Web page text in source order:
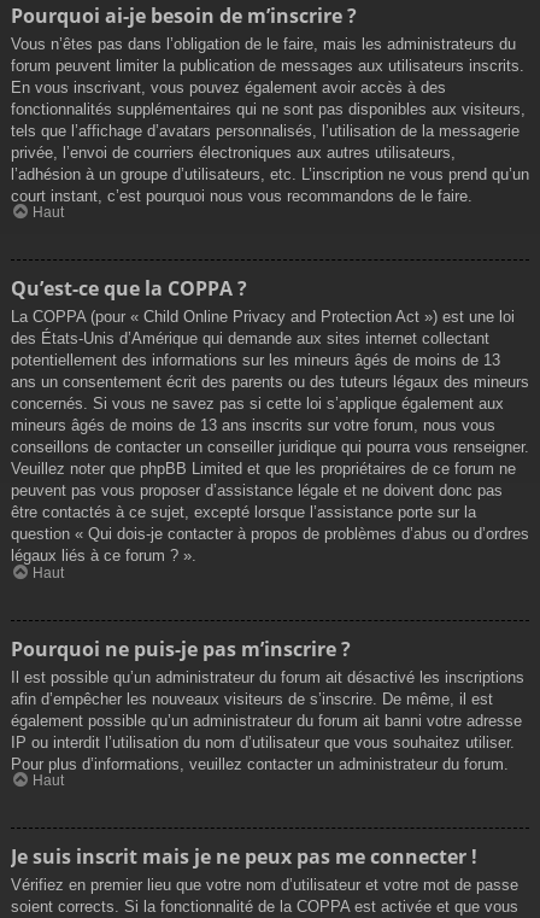
Pourquoi ai-je besoin de m’inscrire ?
Vous n’êtes pas dans l’obligation de le faire, mais les administrateurs du
forum peuvent limiter la publication de messages aux utilisateurs inscrits.
En vous inscrivant, vous pouvez également avoir accès à des
fonctionnalités supplémentaires qui ne sont pas disponibles aux visiteurs,
tels que l’affichage d’avatars personnalisés, l’utilisation de la messagerie
privée, l’envoi de courriers électroniques aux autres utilisateurs,
l’adhésion à un groupe d’utilisateurs, etc. L’inscription ne vous prend qu’un
court instant, c’est pourquoi nous vous recommandons de le faire.
Haut
Qu’est-ce que la COPPA ?
La COPPA (pour « Child Online Privacy and Protection Act ») est une loi
des États-Unis d’Amérique qui demande aux sites internet collectant
potentiellement des informations sur les mineurs âgés de moins de 13
ans un consentement écrit des parents ou des tuteurs légaux des mineurs
concernés. Si vous ne savez pas si cette loi s’applique également aux
mineurs âgés de moins de 13 ans inscrits sur votre forum, nous vous
conseillons de contacter un conseiller juridique qui pourra vous renseigner.
Veuillez noter que phpBB Limited et que les propriétaires de ce forum ne
peuvent pas vous proposer d’assistance légale et ne doivent donc pas
être contactés à ce sujet, excepté lorsque l’assistance porte sur la
question « Qui dois-je contacter à propos de problèmes d’abus ou d’ordres
légaux liés à ce forum ? ».
Haut
Pourquoi ne puis-je pas m’inscrire ?
Il est possible qu’un administrateur du forum ait désactivé les inscriptions
afin d’empêcher les nouveaux visiteurs de s’inscrire. De même, il est
également possible qu’un administrateur du forum ait banni votre adresse
IP ou interdit l’utilisation du nom d’utilisateur que vous souhaitez utiliser.
Pour plus d’informations, veuillez contacter un administrateur du forum.
Haut
Je suis inscrit mais je ne peux pas me connecter !
Vérifiez en premier lieu que votre nom d’utilisateur et votre mot de passe
soient corrects. Si la fonctionnalité de la COPPA est activée et que vous